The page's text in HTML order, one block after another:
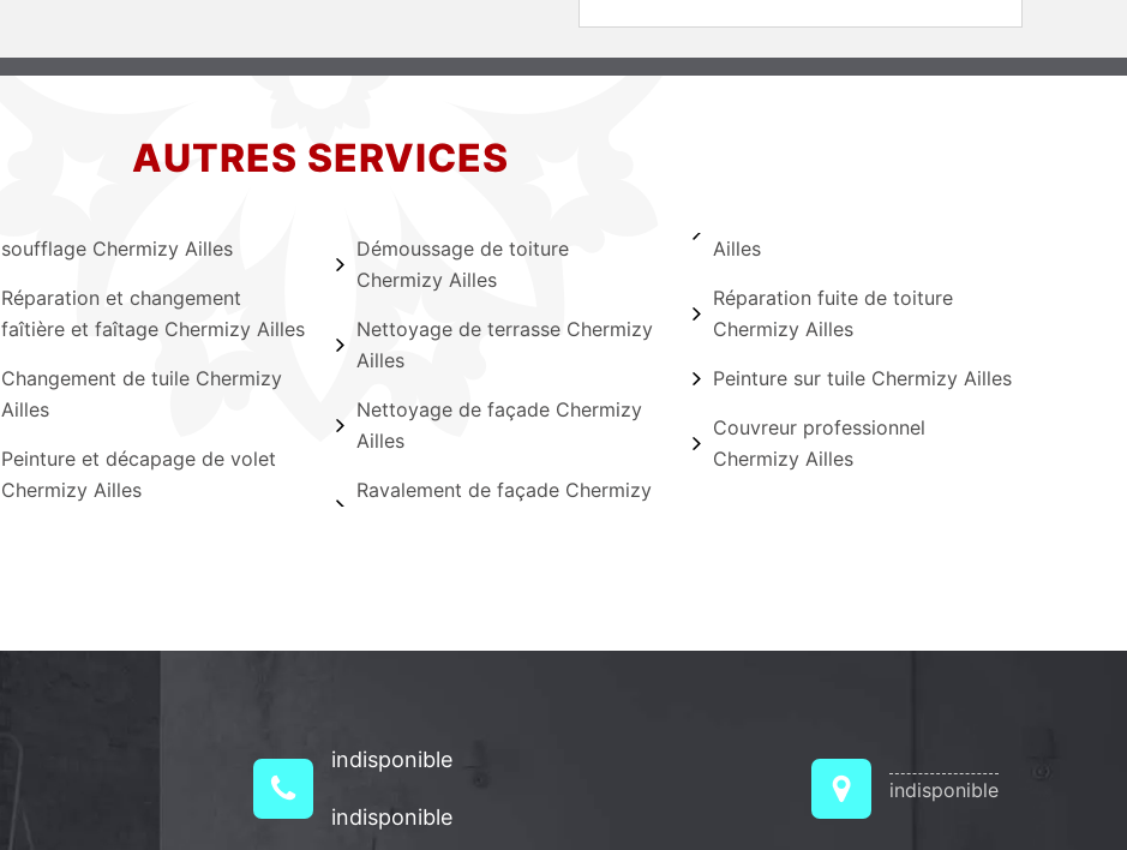
AUTRES SERVICES
soufflage Chermizy Ailles
Réparation et changement
faîtière et faîtage Chermizy Ailles
Changement de tuile Chermizy
Ailles
Peinture et décapage de volet
Chermizy Ailles
Démoussage de toiture
Chermizy Ailles
Nettoyage de terrasse Chermizy
Ailles
Nettoyage de façade Chermizy
Ailles
Ravalement de façade Chermizy
Ailles
Réparation fuite de toiture
Chermizy Ailles
Peinture sur tuile Chermizy Ailles
Couvreur professionnel
Chermizy Ailles
indisponible
indisponible
indisponible